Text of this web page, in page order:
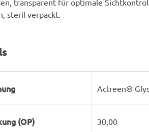
steril verpackt.
Actreen®
(OP) 30,00